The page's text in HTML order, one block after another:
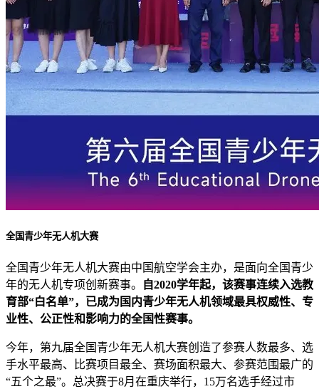
全国青少年无人机大赛
全国青少年无人机大赛由中国航空学会主办，是面向全国青少
年的无人机专项创新赛事。
自2020学年起，该赛事连续入选教
育部“白名单”，已成为国内青少年无人机领域最具权威性、专
业性、公正性和影响力的全国性赛事。
今年，第九届全国青少年无人机大赛创造了参赛人数最多、选
手水平最高、比赛项目最全、赛场面积最大、参赛范围最广的
“五个之最”。总决赛于8月在重庆举行，15万名选手经过市